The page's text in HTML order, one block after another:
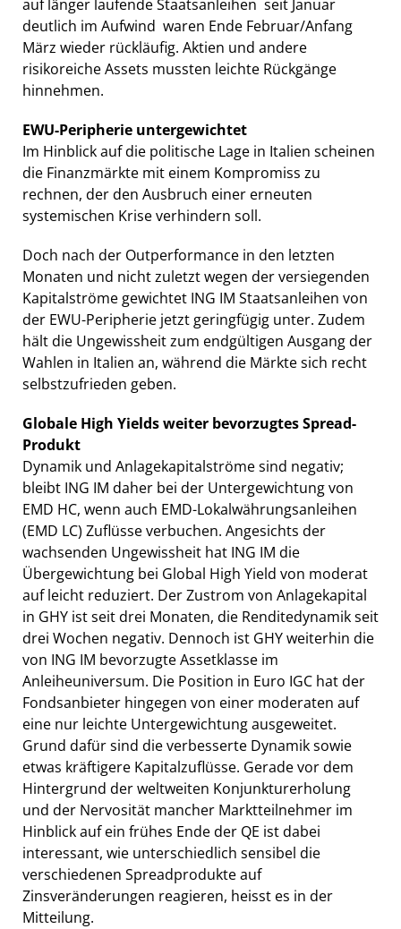
auf länger laufende Staatsanleihen  seit Januar
deutlich im Aufwind  waren Ende Februar/Anfang
März wieder rückläufig. Aktien und andere
risikoreiche Assets mussten leichte Rückgänge
hinnehmen.
EWU-Peripherie untergewichtet
Im Hinblick auf die politische Lage in Italien scheinen
die Finanzmärkte mit einem Kompromiss zu
rechnen, der den Ausbruch einer erneuten
systemischen Krise verhindern soll.
Doch nach der Outperformance in den letzten
Monaten und nicht zuletzt wegen der versiegenden
Kapitalströme gewichtet ING IM Staatsanleihen von
der EWU-Peripherie jetzt geringfügig unter. Zudem
hält die Ungewissheit zum endgültigen Ausgang der
Wahlen in Italien an, während die Märkte sich recht
selbstzufrieden geben.
Globale High Yields weiter bevorzugtes Spread-
Produkt
Dynamik und Anlagekapitalströme sind negativ;
bleibt ING IM daher bei der Untergewichtung von
EMD HC, wenn auch EMD-Lokalwährungsanleihen
(EMD LC) Zuflüsse verbuchen. Angesichts der
wachsenden Ungewissheit hat ING IM die
Übergewichtung bei Global High Yield von moderat
auf leicht reduziert. Der Zustrom von Anlagekapital
in GHY ist seit drei Monaten, die Renditedynamik seit
drei Wochen negativ. Dennoch ist GHY weiterhin die
von ING IM bevorzugte Assetklasse im
Anleiheuniversum. Die Position in Euro IGC hat der
Fondsanbieter hingegen von einer moderaten auf
eine nur leichte Untergewichtung ausgeweitet.
Grund dafür sind die verbesserte Dynamik sowie
etwas kräftigere Kapitalzuflüsse. Gerade vor dem
Hintergrund der weltweiten Konjunkturerholung
und der Nervosität mancher Marktteilnehmer im
Hinblick auf ein frühes Ende der QE ist dabei
interessant, wie unterschiedlich sensibel die
verschiedenen Spreadprodukte auf
Zinsveränderungen reagieren, heisst es in der
Mitteilung.